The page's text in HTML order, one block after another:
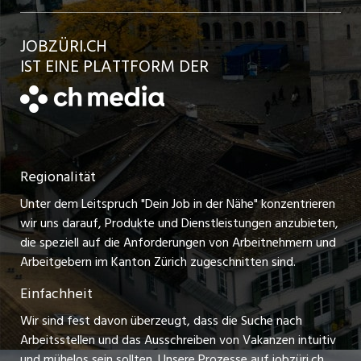
Jobs in der Stadt Bülach
Jobs in der Stadt Uster
Jobs in der Stadt Horgen
Festanstellungen
Temporäre Jobs
Freelance Jobs
Praktikum-Jobs
Lehrstellen
Ferienjobs
Führungspositionen
Kundenlogin
Schnittstelle
Ratgeber
AGB
Datenschutzerklärung
Nutzungsbedingungen
Impressum
Stellenmeldepflicht
jobbasel.ch
jobbern.ch
jobmittelland.ch
zentraljob.ch
myjob.ch
schaffu.ch (VS)
ajourjob.ch
limmattalerzeitung.ch
JOBZÜRI.CH
IST EINE PLATTFORM DER
Regionalität
Unter dem Leitspruch "Dein Job in der Nähe" konzentrieren
wir uns darauf, Produkte und Dienstleistungen anzubieten,
die speziell auf die Anforderungen von Arbeitnehmern und
Arbeitgebern im Kanton Zürich zugeschnitten sind.
Einfachheit
Wir sind fest davon überzeugt, dass die Suche nach
Arbeitsstellen und das Ausschreiben von Vakanzen intuitiv